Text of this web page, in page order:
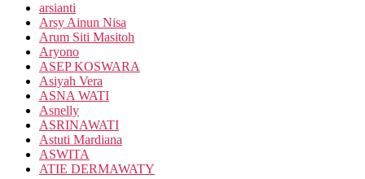
arsianti
Arsy Ainun Nisa
Arum Siti Masitoh
Aryono
ASEP KOSWARA
Asiyah Vera
ASNA WATI
Asnelly
ASRINAWATI
Astuti Mardiana
ASWITA
ATIE DERMAWATY